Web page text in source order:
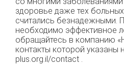
здоровье даже тех
считались безнадежными.
необходимо эффективное
обращайтесь в компанию
контакты которой указаны
plus.org.il/contact .